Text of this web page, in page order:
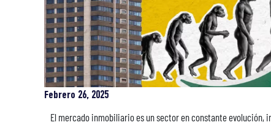
Febrero 26, 2025
El mercado inmobiliario es un sector en constante